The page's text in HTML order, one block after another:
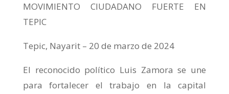
MOVIMIENTO CIUDADANO FUERTE EN
TEPIC
Tepic, Nayarit – 20 de marzo de 2024
El reconocido político Luis Zamora se une
para fortalecer el trabajo en la capital